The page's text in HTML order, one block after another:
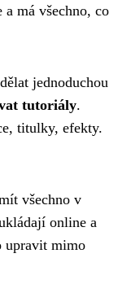
má všechno, co
jednoduchou
tutoriály.
titulky, efekty.
všechno v
online a
upravit mimo